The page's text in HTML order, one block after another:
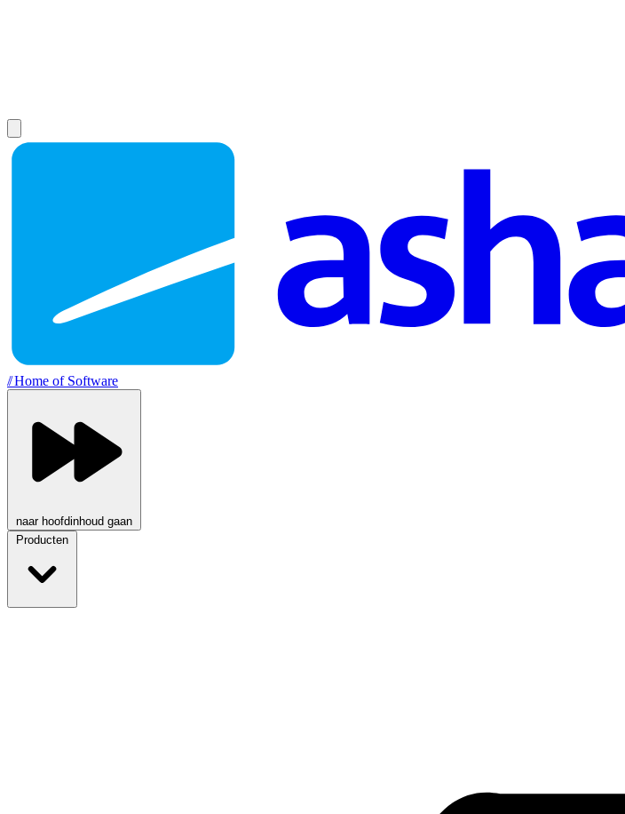
//Home of Software
naar hoofdinhoud gaan
Producten